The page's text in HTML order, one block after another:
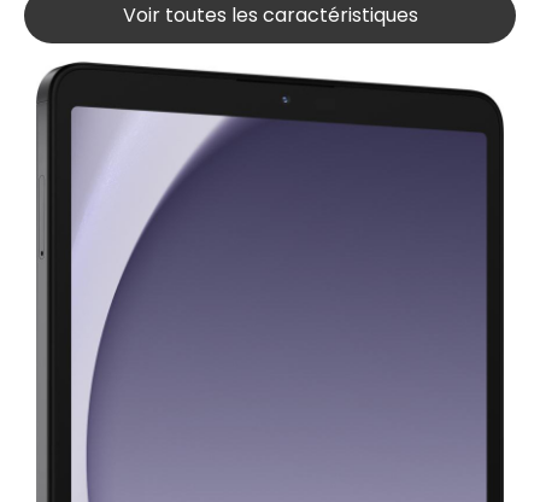
Voir toutes les caractéristiques